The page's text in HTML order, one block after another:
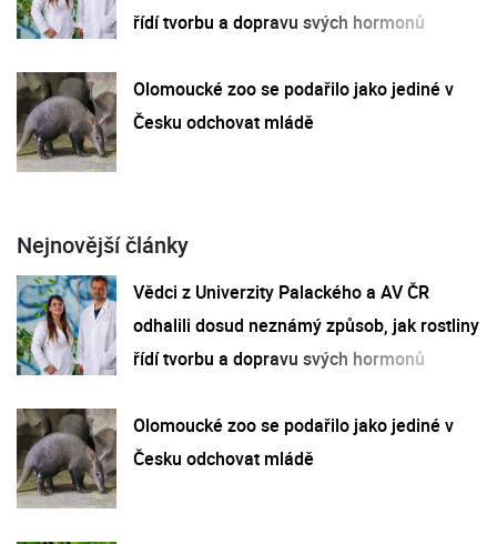
řídí tvorbu a dopravu svých hormonů
Olomoucké zoo se podařilo jako jediné v
Česku odchovat mládě
Nejnovější články
Vědci z Univerzity Palackého a AV ČR
odhalili dosud neznámý způsob, jak rostliny
řídí tvorbu a dopravu svých hormonů
Olomoucké zoo se podařilo jako jediné v
Česku odchovat mládě